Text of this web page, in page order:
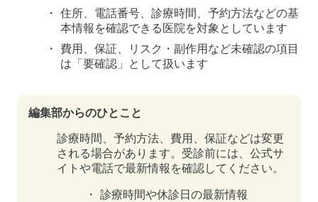
住所、電話番号、診療時間、予約方法などの基
本情報を確認できる医院を対象としています
費用、保証、リスク・副作用など未確認の項目
は「要確認」として扱います
編集部からのひとこと
診療時間、予約方法、費用、保証などは変更
される場合があります。受診前には、公式サ
イトや電話で最新情報を確認してください。
診療時間や休診日の最新情報